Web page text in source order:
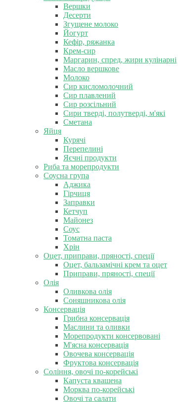
Вершки
Десерти
Згущене молоко
Йогурт
Кефір, ряжанка
Крем-сир
Маргарин, спред, жири кулінарні
Масло вершкове
Молоко
Сир кисломолочний
Сир плавлений
Сир розсільний
Сири тверді, полутверді, м'які
Сметана
Яйця
Курячі
Перепелині
Яєчні продукти
Риба та морепродукти
Соусна група
Аджика
Гірчиця
Заправки
Кетчуп
Майонез
Соус
Томатна паста
Хрін
Оцет, приправи, пряності, спеції
Оцет, бальзамічні крем та оцет
Приправи, пряності, спеції
Олія
Оливкова олія
Соняшникова олія
Консервація
Грибна консервація
Маслини та оливки
Морепродукти консервовані
М'ясна консервація
Овочева консервація
Фруктова консервація
Соління, овочі по-корейські
Капуста квашена
Морква по-корейські
Овочі та салати